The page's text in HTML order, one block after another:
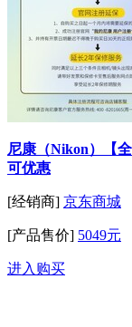
尼康（Nikon）【
可优惠
[经销商] 京东商城
[产品售价] 5049元
进入购买